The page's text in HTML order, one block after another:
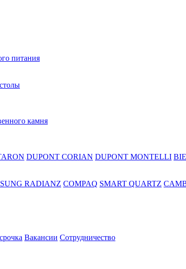
питания
камня
DUPONT CORIAN DUPONT MONTELLI
RADIANZ COMPAQ SMART QUARTZ
Вакансии Сотрудничество